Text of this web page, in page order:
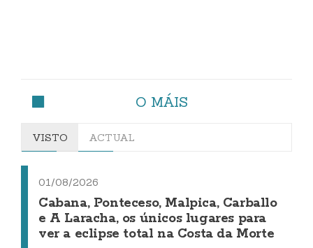
O MÁIS
VISTO ACTUAL
01/08/2026
Cabana, Ponteceso, Malpica, Carballo
e A Laracha, os únicos lugares para
ver a eclipse total na Costa da Morte